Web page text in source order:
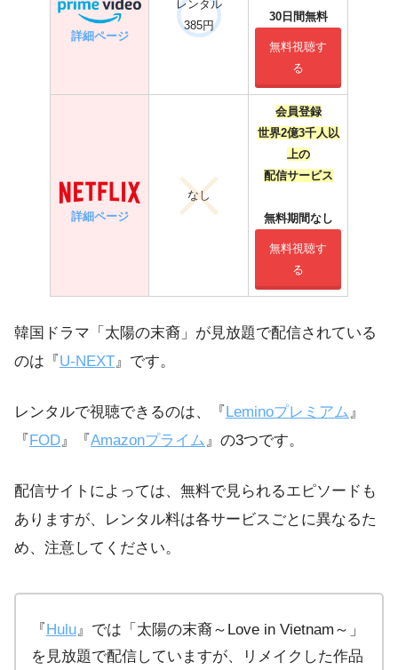
詳細ページ
レンタル
385円
30日間無料
無料視聴す
る
詳細ページ
なし
会員登録
世界2億3千人以
上の
配信サービス
無料期間なし
無料視聴す
る
韓国ドラマ「太陽の末裔」が見放題で配信されている
のは『U-NEXT 』です。
レンタルで視聴できるのは、『Leminoプレミアム』
『FOD』『Amazonプライム』の3つです。
配信サイトによっては、無料で見られるエピソードも
ありますが、レンタル料は各サービスごとに異なるた
め、注意してください。
『Hulu』では「太陽の末裔～Love in Vietnam～」
を見放題で配信していますが、リメイクした作品